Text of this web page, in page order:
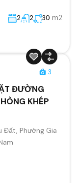
2 2 30 m2
3
ĐƯỜNG
KHÉP
Đất, Phường Gia